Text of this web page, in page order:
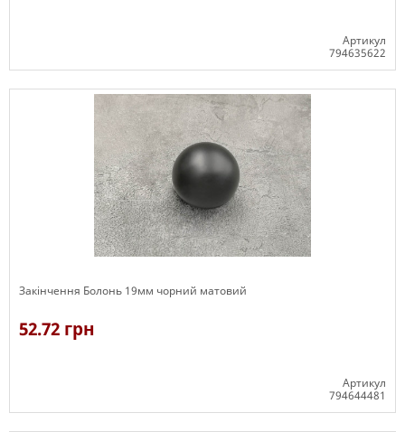
Артикул
794635622
Закінчення Болонь 19мм чорний матовий
52.72 грн
Артикул
794644481